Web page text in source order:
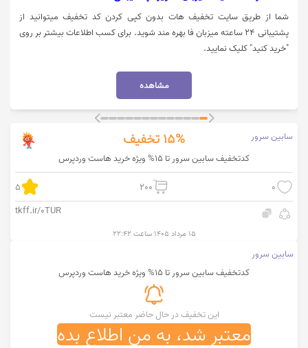
شما از طریق سایت تخفیف هات بدون کپی کردن کد تخفیف میتوانید از
پشتیبانی 24 ساعته میزبان فا بهره مند شوید. برای کسب اطلاعات بیشتر بر روی
"خرید کنید" کلیک نمایید.
مشاهده
سابین سرور 15% تخفیف
کدتخفیف سابین سرور تا 15% ویژه خرید هاست وردپرس
0
200
5
tkff.ir/0TUR
۱۵ مرداد ۱۴۰۵ ساعت ۲۲:۴۲
سابین سرور
کدتخفیف سابین سرور تا 15% ویژه خرید هاست وردپرس
این تخفیف در حال حاضر معتبر نیست
معتبر شد، به من اطلاع بده